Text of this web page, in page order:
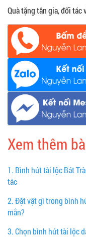
Quà tặng tân gia, đối tác
Xem thêm
1. Bình hút tài lộc Bát
tác
2.Đặt vật gì trong bình
mắn?
3.Chọn bình hút tài lộc